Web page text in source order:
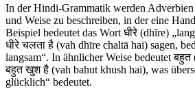
In der Hindi-Grammatik werden
und Weise zu beschreiben, in der eine
Beispiel bedeutet das Wort धीरे (dhīre)
धीरे चलता है (vah dhīre chaltā hai) sagen,
langsam“. In ähnlicher Weise bedeutet
बहुत खुश है (vah bahut khush hai), was
glücklich“ bedeutet.